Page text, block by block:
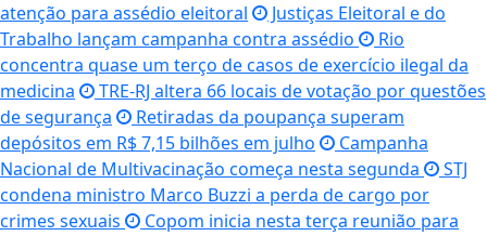
atenção para assédio eleitoral
Justiças Eleitoral e do
Trabalho lançam campanha contra assédio
Rio
concentra quase um terço de casos de exercício ilegal da
medicina
TRE-RJ altera 66 locais de votação por questões
de segurança
Retiradas da poupança superam
depósitos em R$ 7,15 bilhões em julho
Campanha
Nacional de Multivacinação começa nesta segunda
STJ
condena ministro Marco Buzzi a perda de cargo por
crimes sexuais
Copom inicia nesta terça reunião para